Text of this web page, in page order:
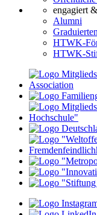
engagiert
Alumni
HTWK-
HTWK-